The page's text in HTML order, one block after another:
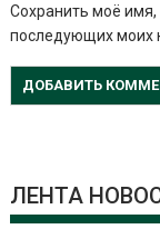
Сохранить моё имя,
последующих моих
ЛЕНТА